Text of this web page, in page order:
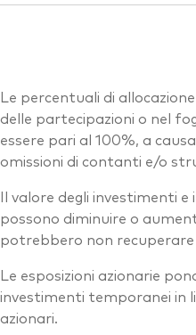
Le percentuali di
delle partecipazioni o nel
essere pari al 100%, a
omissioni di contanti e/o
Il valore degli investimenti
possono diminuire o
potrebbero non
Le esposizioni azionarie
investimenti temporanei in
azionari.